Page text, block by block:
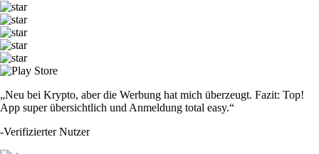
„Neu bei Krypto, aber die Werbung hat mich überzeugt. Fazit: Top!
App super übersichtlich und Anmeldung total easy.“
-Verifizierter Nutzer